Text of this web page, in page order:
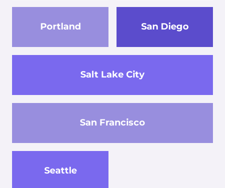
Portland
Salt Lake City
San Diego
San Francisco
Seattle